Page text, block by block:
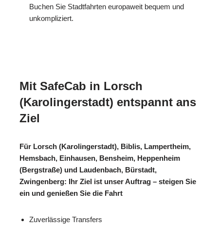
Buchen Sie Stadtfahrten europaweit bequem und
unkompliziert.
Mit SafeCab in Lorsch
(Karolingerstadt) entspannt ans
Ziel
Für Lorsch (Karolingerstadt), Biblis, Lampertheim,
Hemsbach, Einhausen, Bensheim, Heppenheim
(Bergstraße) und Laudenbach, Bürstadt,
Zwingenberg: Ihr Ziel ist unser Auftrag – steigen Sie
ein und genießen Sie die Fahrt
Zuverlässige Transfers